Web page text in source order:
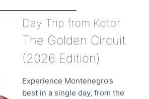
Day Trip from Kotor
The Golden Circuit
(2026 Edition)
Experience Montenegro’s
best in a single day, from the